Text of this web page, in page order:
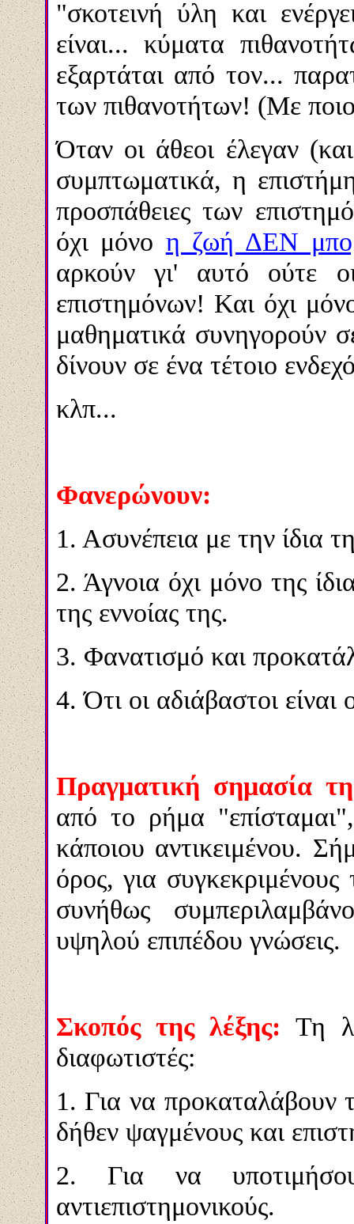
"σκοτεινή ύλη και
είναι... κύματα
εξαρτάται από τον...
των πιθανοτήτων! (Με
Όταν οι άθεοι έλεγαν
συμπτωματικά, η
προσπάθειες των
όχι μόνο η ζωή ΔΕΝ
αρκούν γι' αυτό ούτε
επιστημόνων! Και όχι
μαθηματικά συνηγορούν
δίνουν σε ένα τέτοιο
κλπ...
Φανερώνουν:
1. Ασυνέπεια με την ίδια
2. Άγνοια όχι μόνο της
της εννοίας της.
3. Φανατισμό και
4. Ότι οι αδιάβαστοι είναι
Πραγματική σημασία
από το ρήμα "επίσταμαι"
κάποιου αντικειμένου.
όρος, για
συνήθως
υψηλού επιπέδου γνώσεις.
Σκοπός της λέξης:Τη
διαφωτιστές:
1. Για να προκαταλάβουν
δήθεν ψαγμένους και
2. Για να
αντιεπιστημονικούς.